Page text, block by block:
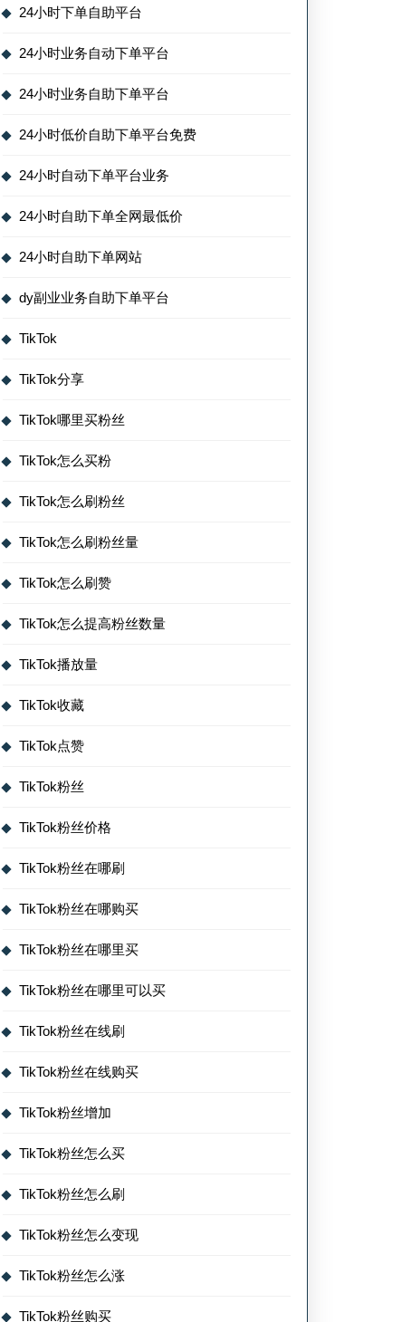
24小时下单自助平台
24小时业务自动下单平台
24小时业务自助下单平台
24小时低价自助下单平台免费
24小时自动下单平台业务
24小时自助下单全网最低价
24小时自助下单网站
dy副业业务自助下单平台
TikTok
TikTok分享
TikTok哪里买粉丝
TikTok怎么买粉
TikTok怎么刷粉丝
TikTok怎么刷粉丝量
TikTok怎么刷赞
TikTok怎么提高粉丝数量
TikTok播放量
TikTok收藏
TikTok点赞
TikTok粉丝
TikTok粉丝价格
TikTok粉丝在哪刷
TikTok粉丝在哪购买
TikTok粉丝在哪里买
TikTok粉丝在哪里可以买
TikTok粉丝在线刷
TikTok粉丝在线购买
TikTok粉丝增加
TikTok粉丝怎么买
TikTok粉丝怎么刷
TikTok粉丝怎么变现
TikTok粉丝怎么涨
TikTok粉丝购买